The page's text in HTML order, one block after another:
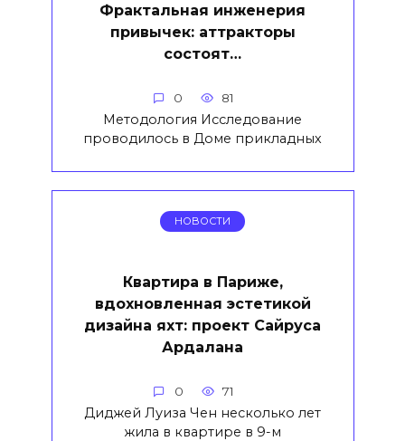
Фрактальная инженерия
привычек: аттракторы
состоят…
0 81
Методология Исследование
проводилось в Доме прикладных
НОВОСТИ
Квартира в Париже,
вдохновленная эстетикой
дизайна яхт: проект Сайруса
Ардалана
0 71
Диджей Луиза Чен несколько лет
жила в квартире в 9-м